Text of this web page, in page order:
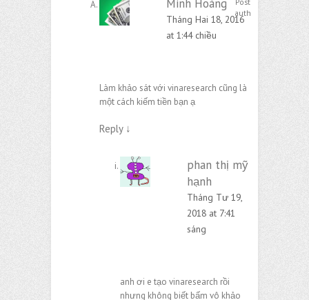
Minh Hoàng
author
Tháng Hai 18, 2016
at 1:44 chiều
Làm khảo sát với vinaresearch cũng là
một cách kiếm tiền bạn ạ
Reply ↓
phan thị mỹ
hạnh
Tháng Tư 19,
2018 at 7:41
sáng
anh ơi e tạo vinaresearch rồi
nhưng không biết bấm vô khảo